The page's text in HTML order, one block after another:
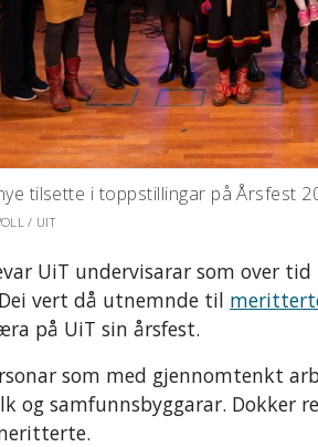
tilsette i toppstillingar på Årsfest
/ UIT
UiT undervisarar som over
vert då utnemnde til
på UiT sin årsfest.
som med gjennomtenkt
og samfunnsbyggarar. Dokker